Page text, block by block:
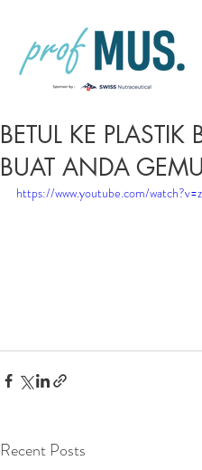
BETUL KE PLASTIK
BUAT ANDA
https://www.youtube.com/
Recent Posts